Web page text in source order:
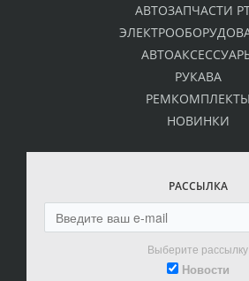
АВТОЗАПЧАСТИ
РУКАВА
РЕМКОМПЛЕКТЫ
НОВИНКИ
РАССЫЛКА
Выберите рассылку
Новости